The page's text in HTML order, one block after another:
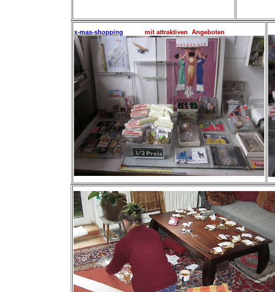
x-mas-shopping mit attraktiven Angeboten